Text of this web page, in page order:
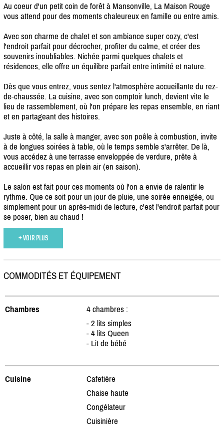
Au coeur d'un petit coin de forêt à Mansonville, La Maison Rouge
vous attend pour des moments chaleureux en famille ou entre amis.
Avec son charme de chalet et son ambiance super cozy, c'est
l'endroit parfait pour décrocher, profiter du calme, et créer des
souvenirs inoubliables. Nichée parmi quelques chalets et
résidences, elle offre un équilibre parfait entre intimité et nature.
Dès que vous entrez, vous sentez l'atmosphère accueillante du rez-
de-chaussée. La cuisine, avec son comptoir lunch, devient vite le
lieu de rassemblement, où l'on prépare les repas ensemble, en riant
et en partageant des histoires.
Juste à côté, la salle à manger, avec son poêle à combustion, invite
à de longues soirées à table, où le temps semble s'arrêter. De là,
vous accédez à une terrasse enveloppée de verdure, prête à
accueillir vos repas en plein air (en saison).
Le salon est fait pour ces moments où l'on a envie de ralentir le
rythme. Que ce soit pour un jour de pluie, une soirée enneigée, ou
simplement pour un après-midi de lecture, c'est l'endroit parfait pour
se poser, bien au chaud !
+ VOIR PLUS
COMMODITÉS ET ÉQUIPEMENT
Chambres
4 chambres :
- 2 lits simples
- 4 lits Queen
- Lit de bébé
Cuisine
Cafetière
Chaise haute
Congélateur
Cuisinière